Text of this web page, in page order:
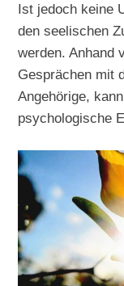
Ist jedoch keine
den seelischen
werden. Anhand
Gesprächen mit
Angehörige,
psychologische